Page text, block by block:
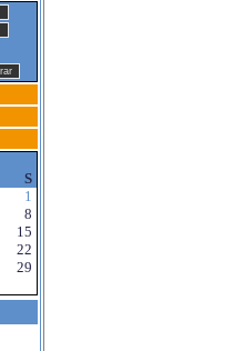
S
1
8
15
22
29